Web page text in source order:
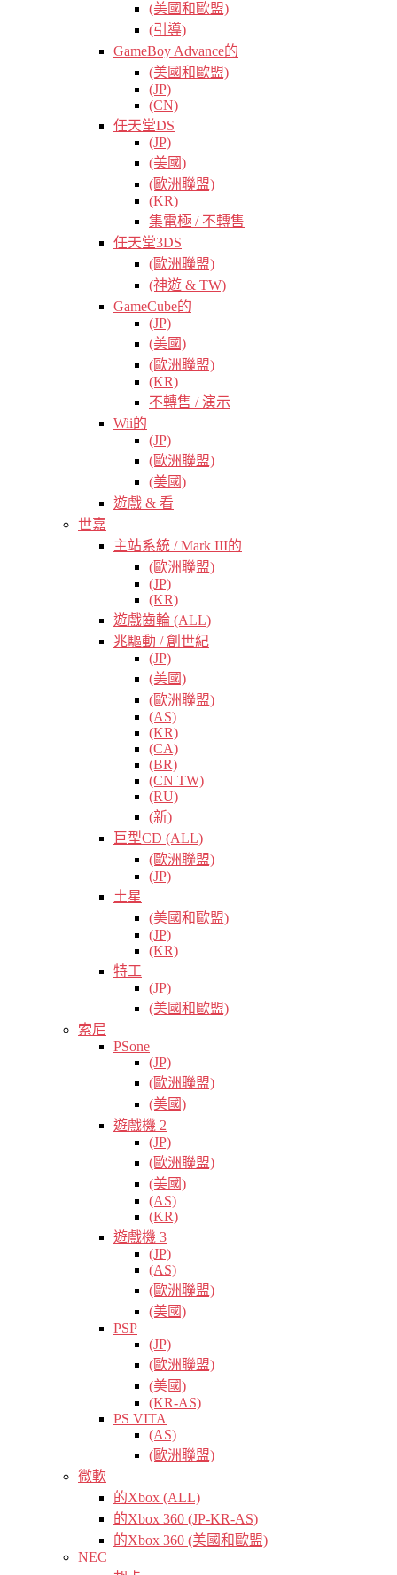
(美國和歐盟)
(引導)
GameBoy Advance的
(美國和歐盟)
(JP)
(CN)
任天堂DS
(JP)
(美國)
(歐洲聯盟)
(KR)
集電極 / 不轉售
任天堂3DS
(歐洲聯盟)
(神遊 & TW)
GameCube的
(JP)
(美國)
(歐洲聯盟)
(KR)
不轉售 / 演示
Wii的
(JP)
(歐洲聯盟)
(美國)
遊戲 & 看
世嘉
主站系統 / Mark III的
(歐洲聯盟)
(JP)
(KR)
遊戲齒輪 (ALL)
兆驅動 / 創世紀
(JP)
(美國)
(歐洲聯盟)
(AS)
(KR)
(CA)
(BR)
(CN TW)
(RU)
(新)
巨型CD (ALL)
(歐洲聯盟)
(JP)
土星
(美國和歐盟)
(JP)
(KR)
特工
(JP)
(美國和歐盟)
索尼
PSone
(JP)
(歐洲聯盟)
(美國)
遊戲機 2
(JP)
(歐洲聯盟)
(美國)
(AS)
(KR)
遊戲機 3
(JP)
(AS)
(歐洲聯盟)
(美國)
PSP
(JP)
(歐洲聯盟)
(美國)
(KR-AS)
PS VITA
(AS)
(歐洲聯盟)
微軟
的Xbox (ALL)
的Xbox 360 (JP-KR-AS)
的Xbox 360 (美國和歐盟)
NEC